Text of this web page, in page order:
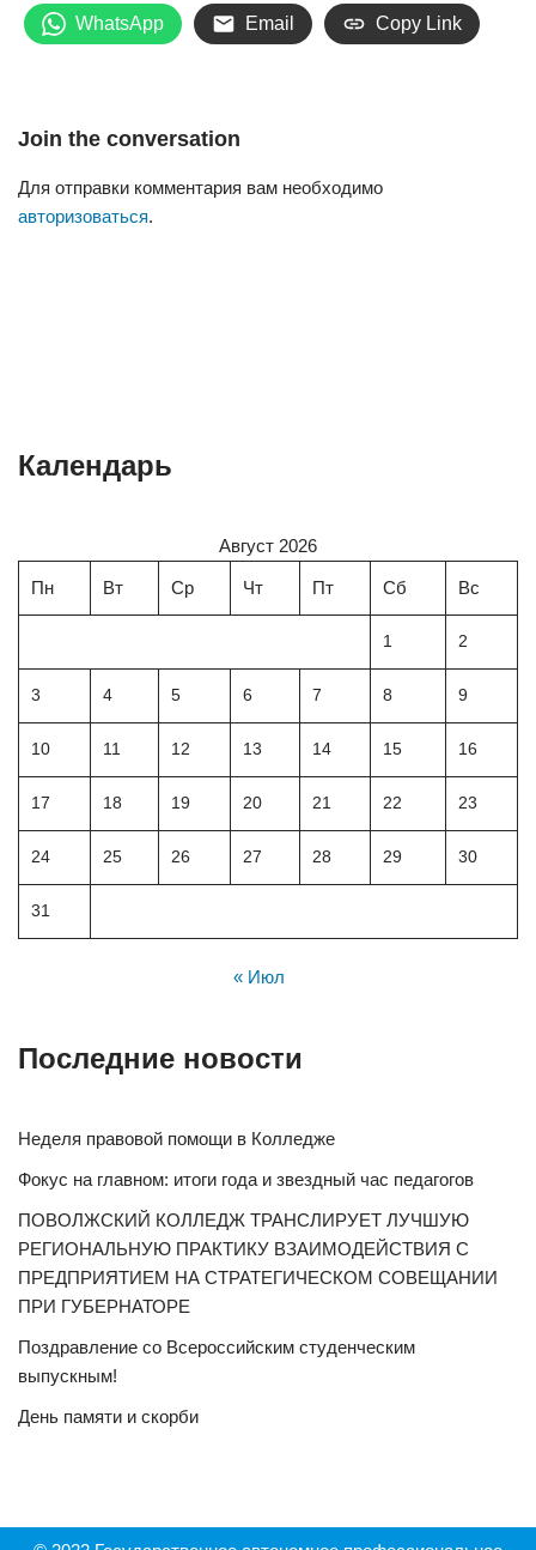
WhatsApp Email Copy Link
Join the conversation
Для отправки комментария вам необходимо
авторизоваться.
Календарь
Август 2026
Пн Вт Ср Чт Пт Сб Вс
1 2
3 4 5 6 7 8 9
10 11 12 13 14 15 16
17 18 19 20 21 22 23
24 25 26 27 28 29 30
31
« Июл
Последние новости
Неделя правовой помощи в Колледже
Фокус на главном: итоги года и звездный час педагогов
ПОВОЛЖСКИЙ КОЛЛЕДЖ ТРАНСЛИРУЕТ ЛУЧШУЮ
РЕГИОНАЛЬНУЮ ПРАКТИКУ ВЗАИМОДЕЙСТВИЯ С
ПРЕДПРИЯТИЕМ НА СТРАТЕГИЧЕСКОМ СОВЕЩАНИИ
ПРИ ГУБЕРНАТОРЕ
Поздравление со Всероссийским студенческим
выпускным!
День памяти и скорби